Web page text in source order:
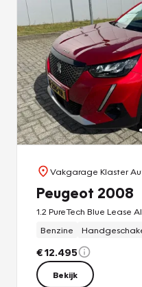
Vakgarage Klaster
Peugeot 2008
Benzine
€ 12.495
Bekijk